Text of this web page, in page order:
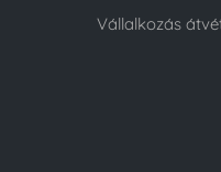
Vállalkozás